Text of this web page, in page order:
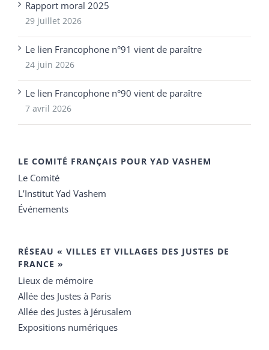
Rapport moral 2025
29 juillet 2026
Le lien Francophone n°91 vient de paraître
24 juin 2026
Le lien Francophone n°90 vient de paraître
7 avril 2026
LE COMITÉ FRANÇAIS POUR YAD VASHEM
Le Comité
L’Institut Yad Vashem
Événements
RÉSEAU « VILLES ET VILLAGES DES JUSTES DE
FRANCE »
Lieux de mémoire
Allée des Justes à Paris
Allée des Justes à Jérusalem
Expositions numériques